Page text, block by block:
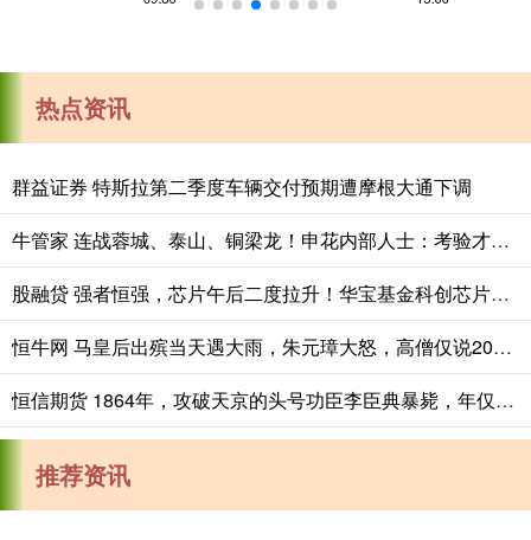
热点资讯
群益证券 特斯拉第二季度车辆交付预期遭摩根大通下调
牛管家 连战蓉城、泰山、铜梁龙！申花内部人士：考验才刚刚开始
股融贷 强者恒强，芯片午后二度拉升！华宝基金科创芯片ETF（589190）上冲2.65%再探新高，寒武纪涨超5%
恒牛网 马皇后出殡当天遇大雨，朱元璋大怒，高僧仅说20字，皇帝转怒为喜_郭子兴_葬礼_陛下
恒信期货 1864年，攻破天京的头号功臣李臣典暴毙，年仅27岁。正史记载，他是
推荐资讯